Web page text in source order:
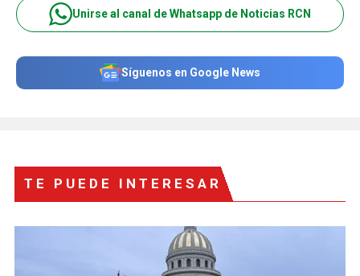
Unirse al canal de Whatsapp de Noticias RCN
Síguenos en Google News
TE PUEDE INTERESAR